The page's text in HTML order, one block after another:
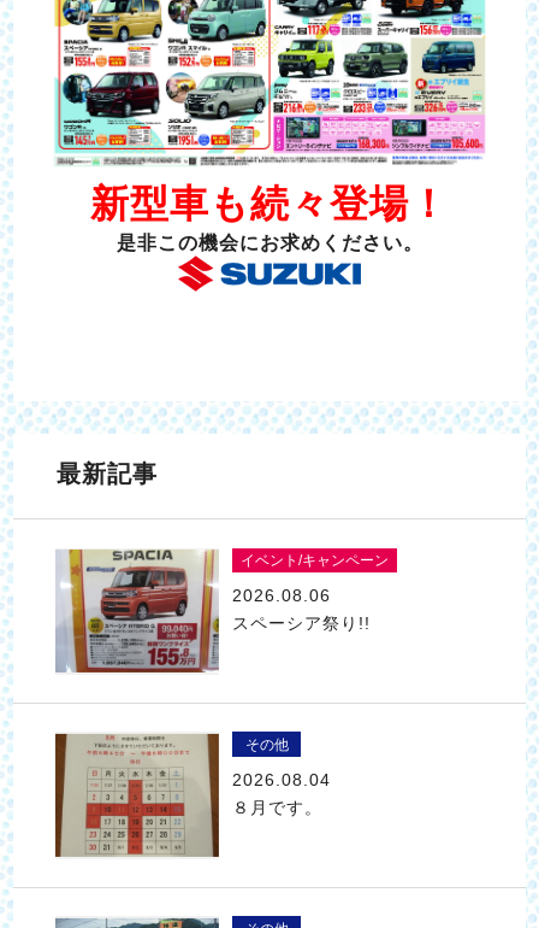
新型車も続々登場！
是非この機会にお求めください。
最新記事
イベント/キャンペーン
2026.08.06
スペーシア祭り!!
その他
2026.08.04
８月です。